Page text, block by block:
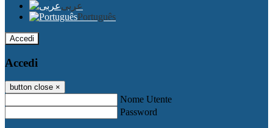
عربى
Português
Accedi
Accedi
button close ×
Nome Utente
Password